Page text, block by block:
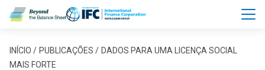
Pular para o conteúdo principal
Trilha de navegação
INÍCIO PUBLICAÇÕES
DADOS PARA UMA LICENÇA SOCIAL
MAIS FORTE